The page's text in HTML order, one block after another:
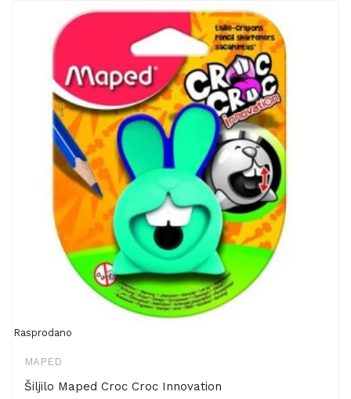
Rasprodano
MAPED
Šiljilo Maped Croc Croc Innovation